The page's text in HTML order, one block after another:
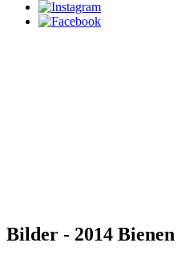
Bilder - 2014 Bienen